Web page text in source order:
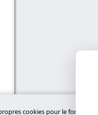
cookies pour le